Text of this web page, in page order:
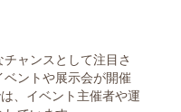
ャンスとして注目さ
ントや展示会が開催
、イベント主催者や運